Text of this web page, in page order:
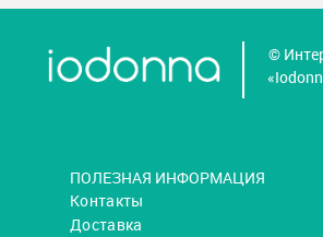
©
ПОЛЕЗНАЯ ИНФОРМАЦИЯ
Контакты
Доставка